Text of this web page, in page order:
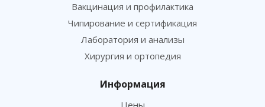
Вакцинация и профилактика
Чипирование и сертификация
Лаборатория и анализы
Хирургия и ортопедия
Информация